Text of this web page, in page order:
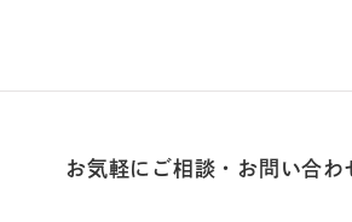
お気軽にご相談・お問い合わ